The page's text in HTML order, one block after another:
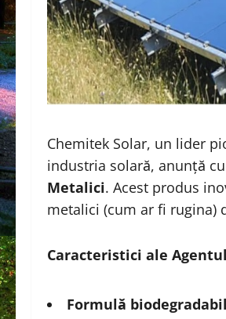
Chemitek Solar, un lider
industria solară, anunță
Metalici. Acest produs
metalici (cum ar fi rugina)
Caracteristici ale
Formulă